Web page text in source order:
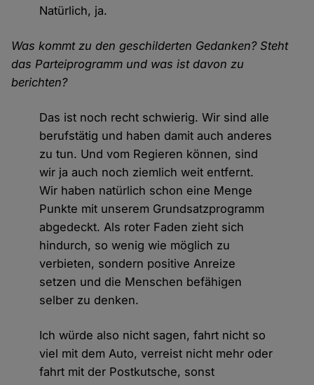
Natürlich, ja.
Was kommt zu den geschilderten Gedanken? Steht
das Parteiprogramm und was ist davon zu
berichten?
Das ist noch recht schwierig. Wir sind alle
berufstätig und haben damit auch anderes
zu tun. Und vom Regieren können, sind
wir ja auch noch ziemlich weit entfernt.
Wir haben natürlich schon eine Menge
Punkte mit unserem Grundsatzprogramm
abgedeckt. Als roter Faden zieht sich
hindurch, so wenig wie möglich zu
verbieten, sondern positive Anreize
setzen und die Menschen befähigen
selber zu denken.
Ich würde also nicht sagen, fahrt nicht so
viel mit dem Auto, verreist nicht mehr oder
fahrt mit der Postkutsche, sonst